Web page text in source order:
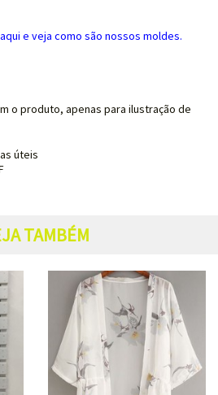
e veja como são nossos moldes.
o produto, apenas para ilustração de
úteis
TAMBÉM